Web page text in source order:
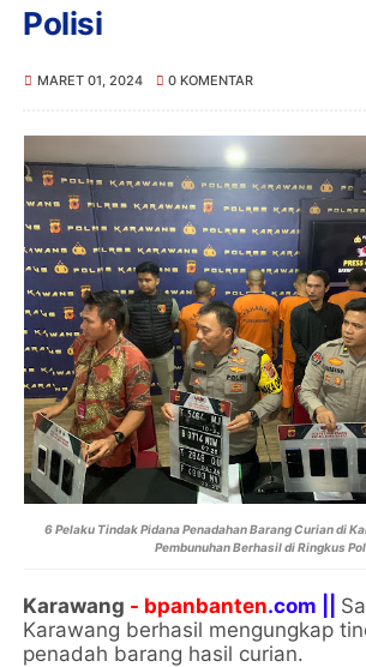
Polisi
MARET 01, 2024 0 KOMENTAR
6 Pelaku Tindak Pidana Penadahan Barang Curian di
Pembunuhan Berhasil di Ringkus
Karawang - bpanbanten.com ||
Karawang berhasil mengungkap
penadah barang hasil curian.